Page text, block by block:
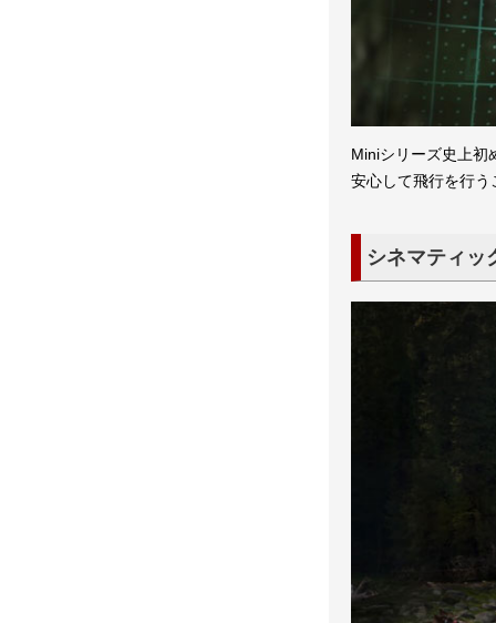
Miniシリーズ史上初
安心して飛行を行う
シネマティッ